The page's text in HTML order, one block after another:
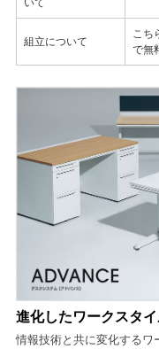
組立について
こち
で無
進化したワークスタ
情報技術と共に変化するワ